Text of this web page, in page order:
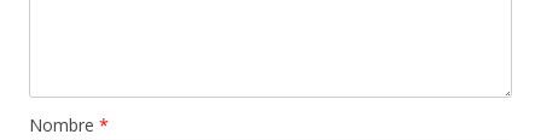
Nombre *